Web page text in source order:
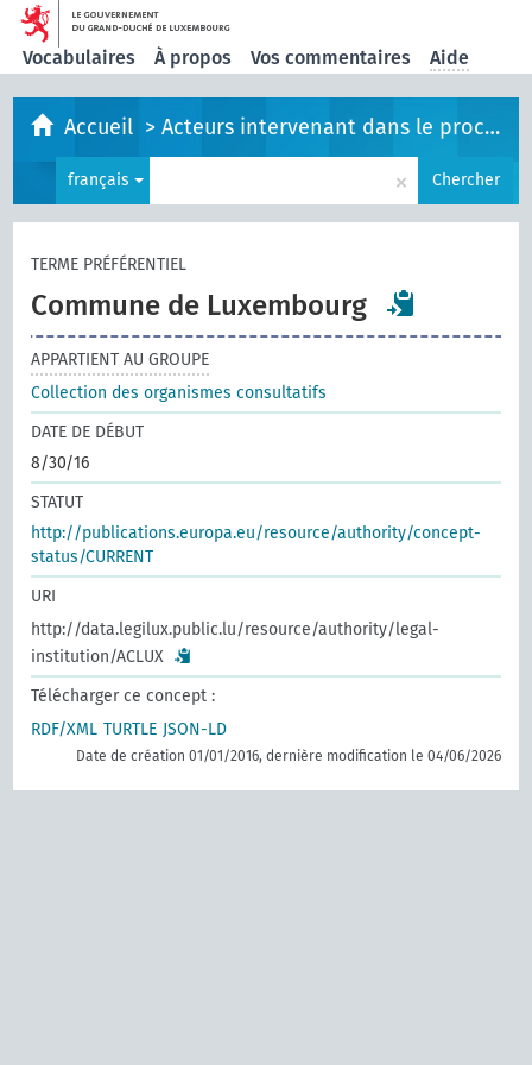
Vocabulaires À propos Vos commentaires Aide
Accueil >Acteurs intervenant dans le processus législatif
français × Chercher
TERME PRÉFÉRENTIEL
Commune de Luxembourg
APPARTIENT AU GROUPE
Collection des organismes consultatifs
DATE DE DÉBUT
8/30/16
STATUT
http://publications.europa.eu/resource/authority/concept-
status/CURRENT
URI
http://data.legilux.public.lu/resource/authority/legal-
institution/ACLUX
Télécharger ce concept :
RDF/XML TURTLE JSON-LD
Date de création 01/01/2016, dernière modification le 04/06/2026